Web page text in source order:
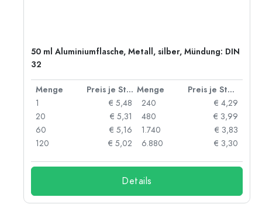
50 ml Aluminiumflasche, Metall, silber, Mündung: DIN
32
Menge Preis je Stück Menge
Preis je Stück
1
€ 5,48
20
€ 5,31
60
€ 5,16
120
€ 5,02
240
€ 4,29
480
€ 3,99
1.740
€ 3,83
6.880
€ 3,30
Details